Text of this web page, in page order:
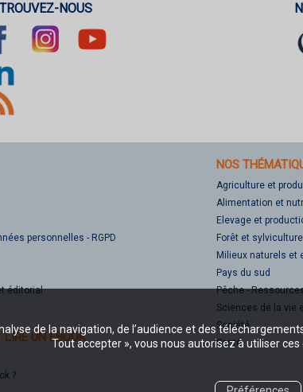
de la navigation, de l’audience et des
Tout accepter », vous nous autorisez à utiliser
NOUS
personnelles - RGPD
éditorial
LIRE UN EBOOK
?
NOS
Agriculture et
Alimentation et
Elevage et
Forêt et sylviculture
Milieux naturels et
Pays du sud
Pêche -
Sciences de la vie
Société
Santé